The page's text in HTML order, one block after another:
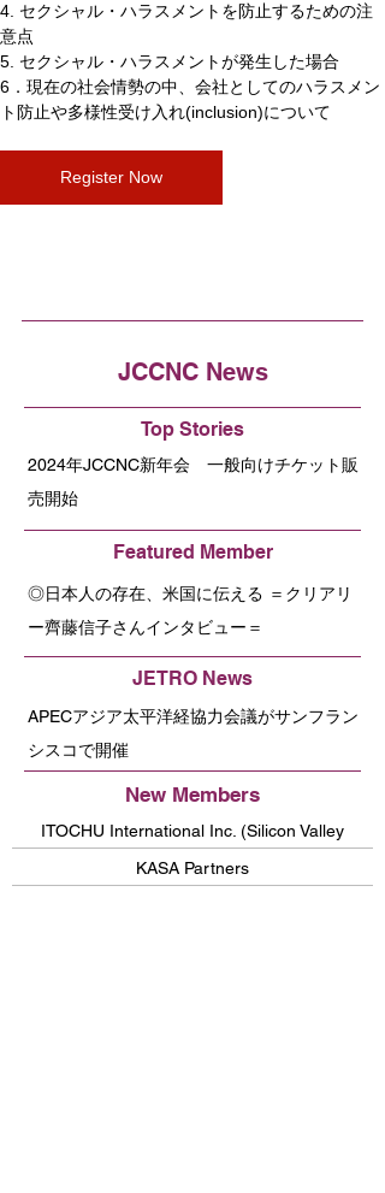
4. セクシャル・ハラスメントを防止するための注
意点
5. セクシャル・ハラスメントが発生した場合
6．現在の社会情勢の中、会社としてのハラスメン
ト防止や多様性受け入れ(inclusion)について
Register Now
JCCNC News
Top Stories
2024年JCCNC新年会 一般向けチケット販
売開始
Featured Member
◎日本人の存在、米国に伝える ＝クリアリ
ー齊藤信子さんインタビュー＝
JETRO News
APECアジア太平洋経協力会議がサンフラン
シスコで開催
New Members
ITOCHU International Inc. (Silicon Valley
Office)
KASA Partners